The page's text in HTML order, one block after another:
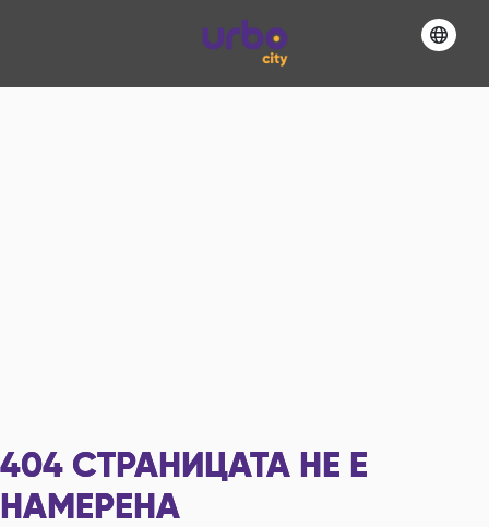
404 СТРАНИЦАТА НЕ Е
НАМЕРЕНА